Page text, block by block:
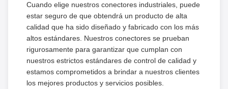
Cuando elige nuestros conectores industriales, puede
estar seguro de que obtendrá un producto de alta
calidad que ha sido diseñado y fabricado con los más
altos estándares. Nuestros conectores se prueban
rigurosamente para garantizar que cumplan con
nuestros estrictos estándares de control de calidad y
estamos comprometidos a brindar a nuestros clientes
los mejores productos y servicios posibles.